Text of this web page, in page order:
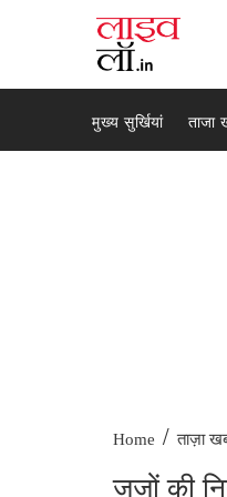
मुख्य सुर्खियां ताजा
Home / ताज़ा
जजों की